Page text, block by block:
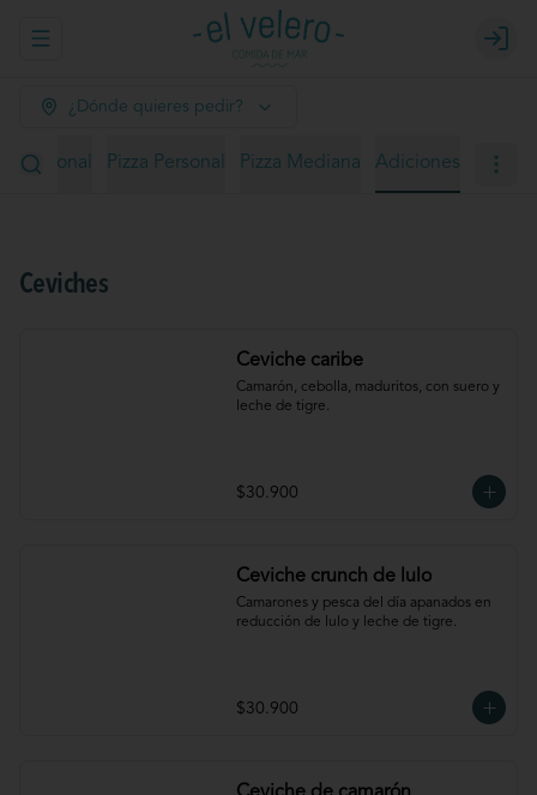
Abrir menu de navegación Login
¿Dónde quieres pedir?
personal Pizza Personal Pizza Mediana Adiciones
Ceviches
Ceviche caribe
Camarón, cebolla, maduritos, con suero y
leche de tigre.
$30.900
Ceviche crunch de lulo
Camarones y pesca del día apanados en
reducción de lulo y leche de tigre.
$30.900